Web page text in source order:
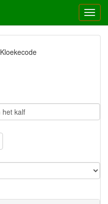
Kloekecode